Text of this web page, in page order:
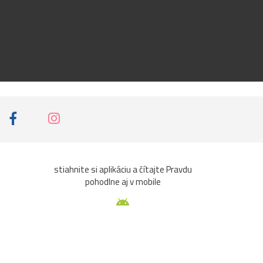
stiahnite si aplikáciu a čítajte Pravdu
pohodlne aj v mobile